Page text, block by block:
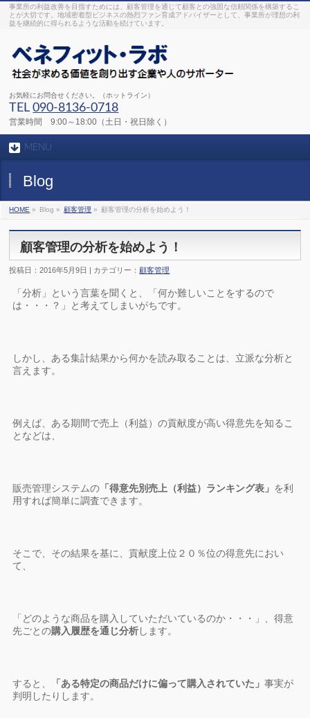
事業所の利益改善を目指すためには、顧客管理を通じて顧客との強固な信頼関係を構築するこ
とが大切です。地域密着型ビジネスの熱烈ファン育成アドバイザーとして、事業所が理想の利
益を継続的に得られるような活動を続けています。
お気軽にお問合せください。（ホットライン）
TEL090-8136-0718
営業時間 9:00～18:00（土日・祝日除く）
MENU
Blog
HOME » Blog » 顧客管理 » 顧客管理の分析を始めよう！
顧客管理の分析を始めよう！
投稿日：2016年5月9日 | カテゴリー： 顧客管理
「分析」という言葉を聞くと、「何か難しいことをするので
は・・・？」と考えてしまいがちです。
しかし、ある集計結果から何かを読み取ることは、立派な分析と
言えます。
例えば、ある期間で売上（利益）の貢献度が高い得意先を知るこ
となどは、
販売管理システムの 「得意先別売上（利益）ランキング表」 を利
用すれば簡単に調査できます。
そこで、その結果を基に、貢献度上位２０％位の得意先におい
て、
「どのような商品を購入していただいているのか・・・」、得意
先ごとの購入履歴を通じ分析します。
すると、 「ある特定の商品だけに偏って購入されていた」事実が
判明したりします。